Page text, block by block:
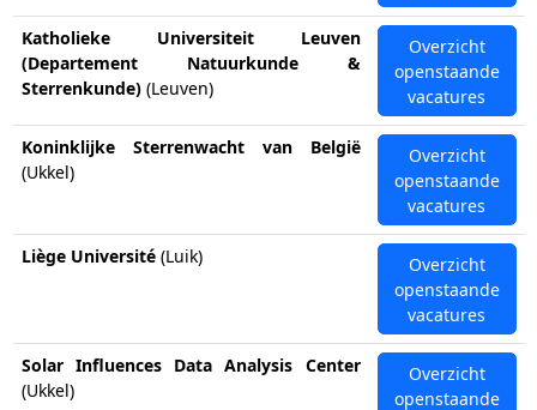
Katholieke Universiteit Leuven
(Departement Natuurkunde &
Sterrenkunde)(Leuven)
Overzicht
openstaande
vacatures
Koninklijke Sterrenwacht van België
(Ukkel)
Overzicht
openstaande
vacatures
Liège Université(Luik)
Overzicht
openstaande
vacatures
Solar Influences Data Analysis Center
(Ukkel)
Overzicht
openstaande